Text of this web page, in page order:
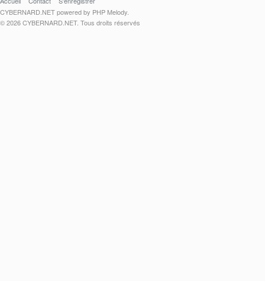
CYBERNARD.NET powered by PHP Melody.
© 2026 CYBERNARD.NET. Tous droits réservés